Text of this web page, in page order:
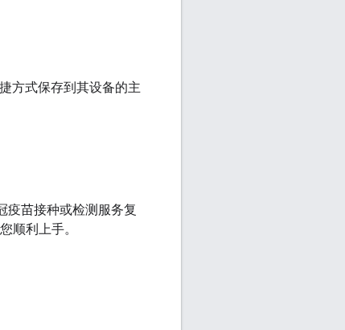
方式保存到其设备的主
疫苗接种或检测服务复
顺利上手。